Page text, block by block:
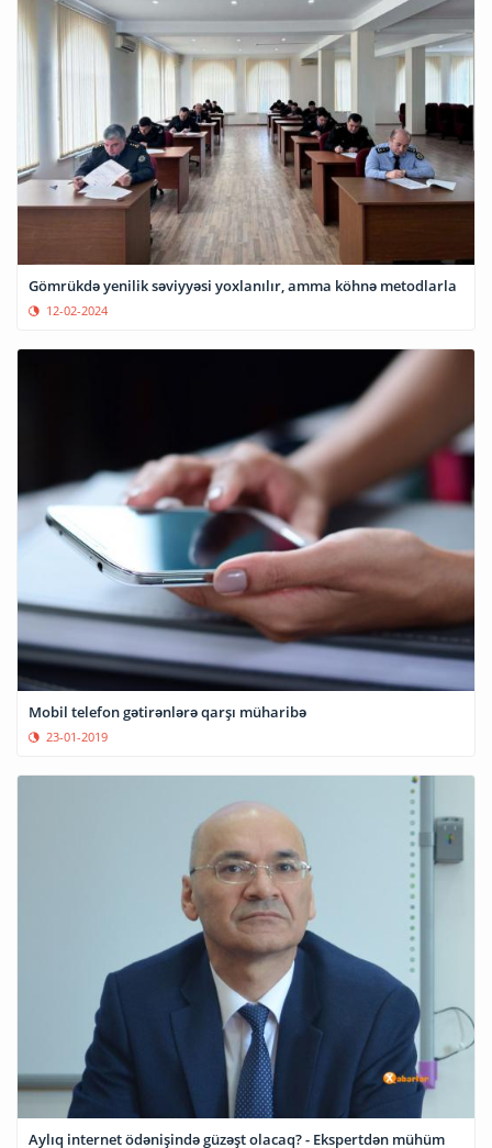
Gömrükdə yenilik səviyyəsi yoxlanılır, amma köhnə metodlarla
12-02-2024
Mobil telefon gətirənlərə qarşı müharibə
23-01-2019
Aylıq internet ödənişində güzəşt olacaq? - Ekspertdən mühüm